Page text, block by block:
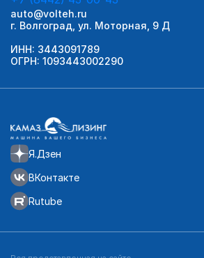
Я.Дзен
ВКонтакте
Rutube
auto@volteh.ru
г. Волгоград, ул. Моторная, 9 Д
ИНН: 3443091789
ОГРН: 1093443002290